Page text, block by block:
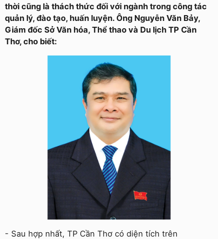
thời cũng là thách thức đối với ngành trong công tác
quản lý, đào tạo, huấn luyện. Ông Nguyễn Văn Bảy,
Giám đốc Sở Văn hóa, Thể thao và Du lịch TP Cần
Thơ, cho biết:
- Sau hợp nhất, TP Cần Thơ có diện tích trên